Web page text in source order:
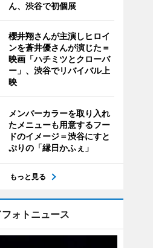
ん、渋谷で初個展
櫻井翔さんが主演しヒロイ
ンを蒼井優さんが演じた＝
映画「ハチミツとクローバ
ー」、渋谷でリバイバル上
映
メンバーカラーを取り入れ
たメニューも用意するフー
ドのイメージ＝渋谷にすと
ぷりの「縁日かふぇ」
もっと見る
ォトニュース